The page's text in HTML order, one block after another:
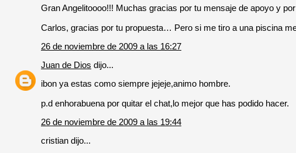
Gran Angelitoooo!!! Muchas gracias por tu mensaje de apoyo y
Carlos, gracias por tu propuesta… Pero si me tiro a una piscina
26 de noviembre de 2009 a las 16:27
Juan de Dios dijo...
ibon ya estas como siempre jejeje,animo hombre.
p.d enhorabuena por quitar el chat,lo mejor que has podido hacer.
26 de noviembre de 2009 a las 19:44
cristian dijo...